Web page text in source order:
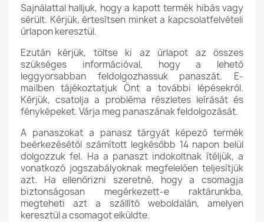
Sajnálattal halljuk, hogy a kapott termék hibás vagy
sérült. Kérjük, értesítsen minket a kapcsolatfelvételi
űrlapon keresztül.
Ezután kérjük, töltse ki az űrlapot az összes
szükséges információval, hogy a lehető
leggyorsabban feldolgozhassuk panaszát. E-
mailben tájékoztatjuk Önt a további lépésekről.
Kérjük, csatolja a probléma részletes leírását és
fényképeket. Várja meg panaszának feldolgozását.
A panaszokat a panasz tárgyát képező termék
beérkezésétől számított legkésőbb 14 napon belül
dolgozzuk fel. Ha a panaszt indokoltnak ítéljük, a
vonatkozó jogszabályoknak megfelelően teljesítjük
azt. Ha ellenőrizni szeretné, hogy a csomagja
biztonságosan megérkezett-e raktárunkba,
megteheti azt a szállító weboldalán, amelyen
keresztül a csomagot elküldte.